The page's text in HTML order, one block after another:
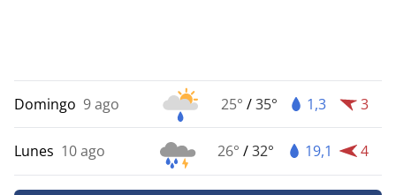
Domingo 9 ago 25° /35° 1,3 3
Lunes 10 ago 26° /32° 19,1 4